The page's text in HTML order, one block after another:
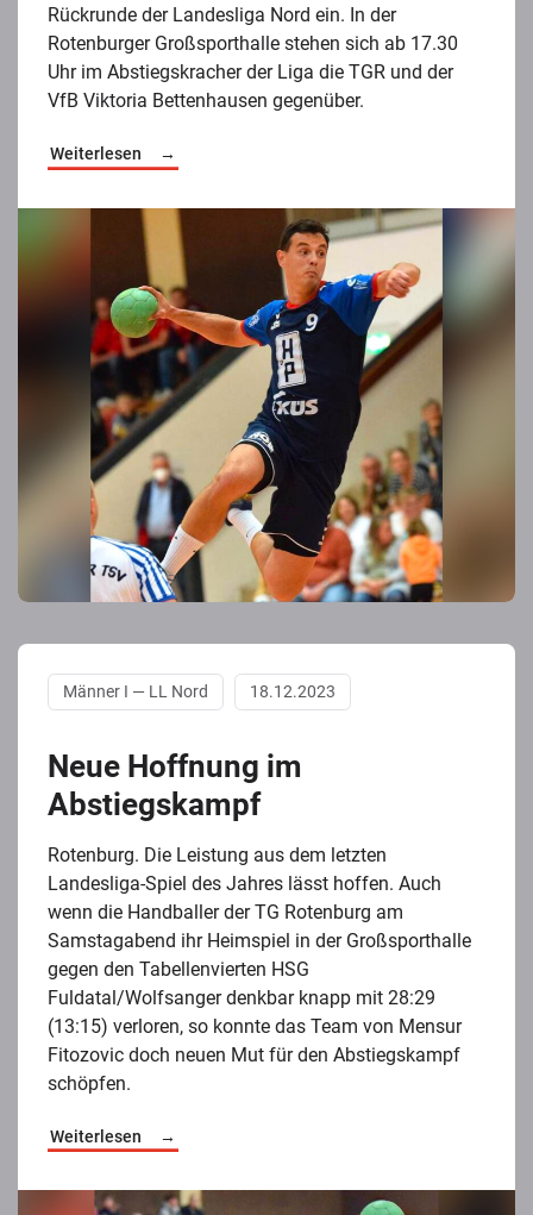
Rückrunde der Landesliga Nord ein. In der
Rotenburger Großsporthalle stehen sich ab 17.30
Uhr im Abstiegskracher der Liga die TGR und der
VfB Viktoria Bettenhausen gegenüber.
Weiterlesen
Neue Hoffnung im
Abstiegskampf
Männer I — LL Nord 18.12.2023
Rotenburg. Die Leistung aus dem letzten
Landesliga-Spiel des Jahres lässt hoffen. Auch
wenn die Handballer der TG Rotenburg am
Samstagabend ihr Heimspiel in der Großsporthalle
gegen den Tabellenvierten HSG
Fuldatal/Wolfsanger denkbar knapp mit 28:29
(13:15) verloren, so konnte das Team von Mensur
Fitozovic doch neuen Mut für den Abstiegskampf
schöpfen.
Weiterlesen